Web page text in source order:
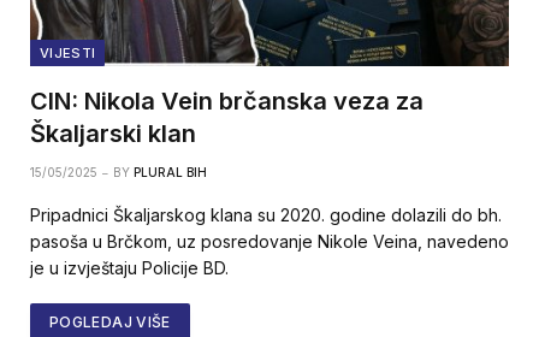
VIJESTI
CIN: Nikola Vein brčanska veza za
Škaljarski klan
15/05/2025 BY PLURAL BIH
Pripadnici Škaljarskog klana su 2020. godine dolazili do bh.
pasoša u Brčkom, uz posredovanje Nikole Veina, navedeno
je u izvještaju Policije BD.
POGLEDAJ VIŠE